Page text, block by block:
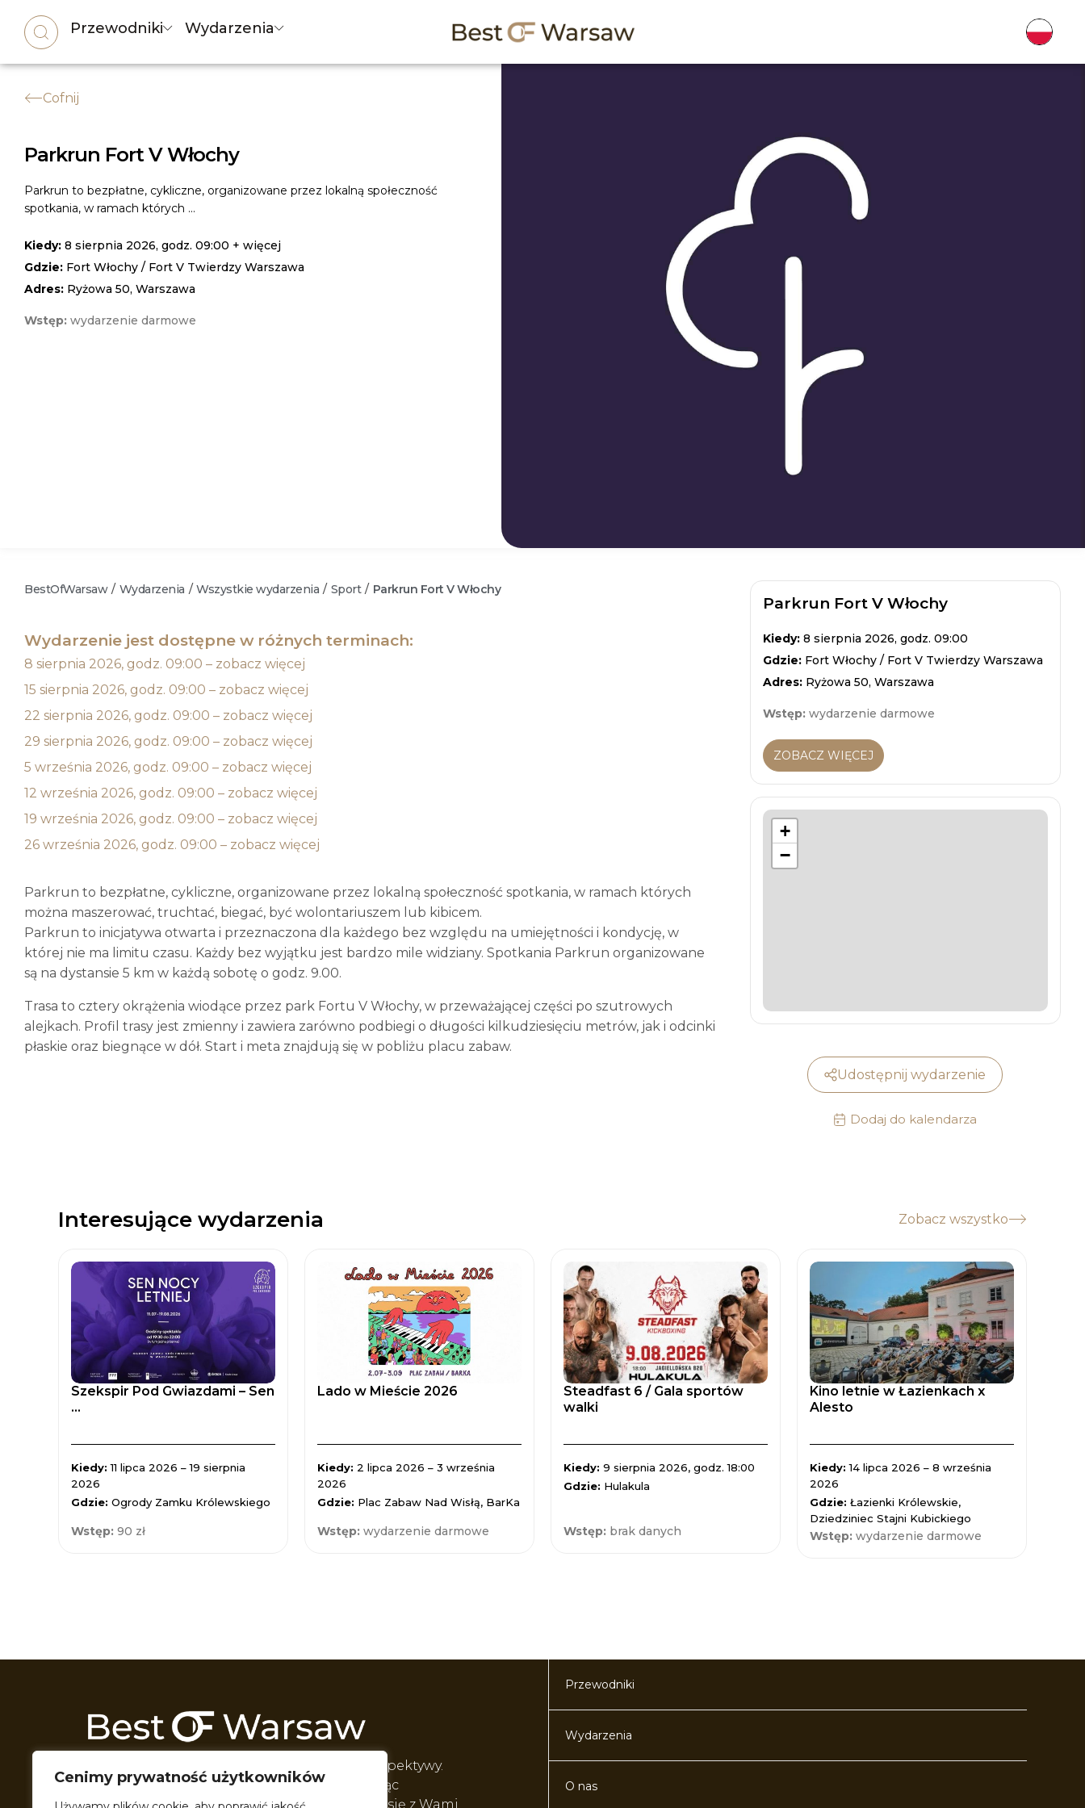
Cenimy prywatność użytkowników
Przewodniki Wydarzenia
Cofnij
Parkrun Fort V Włochy
Parkrun to bezpłatne, cykliczne, organizowane przez lokalną społeczność
spotkania, w ramach których ...
Kiedy: 8 sierpnia 2026, godz. 09:00 + więcej
Gdzie: Fort Włochy / Fort V Twierdzy Warszawa
Adres: Ryżowa 50, Warszawa
Wstęp: wydarzenie darmowe
BestOfWarsaw / Wydarzenia / Wszystkie wydarzenia / Sport / Parkrun Fort V Włochy
Wydarzenie jest dostępne w różnych terminach:
8 sierpnia 2026, godz. 09:00 – zobacz więcej
15 sierpnia 2026, godz. 09:00 – zobacz więcej
22 sierpnia 2026, godz. 09:00 – zobacz więcej
29 sierpnia 2026, godz. 09:00 – zobacz więcej
5 września 2026, godz. 09:00 – zobacz więcej
12 września 2026, godz. 09:00 – zobacz więcej
19 września 2026, godz. 09:00 – zobacz więcej
26 września 2026, godz. 09:00 – zobacz więcej
Parkrun to bezpłatne, cykliczne, organizowane przez lokalną społeczność spotkania, w ramach których
można maszerować, truchtać, biegać, być wolontariuszem lub kibicem.
Parkrun to inicjatywa otwarta i przeznaczona dla każdego bez względu na umiejętności i kondycję, w
której nie ma limitu czasu. Każdy bez wyjątku jest bardzo mile widziany. Spotkania Parkrun organizowane
są na dystansie 5 km w każdą sobotę o godz. 9.00.
Trasa to cztery okrążenia wiodące przez park Fortu V Włochy, w przeważającej części po szutrowych
alejkach. Profil trasy jest zmienny i zawiera zarówno podbiegi o długości kilkudziesięciu metrów, jak i odcinki
płaskie oraz biegnące w dół. Start i meta znajdują się w pobliżu placu zabaw.
Parkrun Fort V Włochy
Kiedy: 8 sierpnia 2026, godz. 09:00
Gdzie: Fort Włochy / Fort V Twierdzy Warszawa
Adres: Ryżowa 50, Warszawa
Wstęp: wydarzenie darmowe
ZOBACZ WIĘCEJ
+
−
Udostępnij wydarzenie
Dodaj do kalendarza
Interesujące wydarzenia Zobacz wszystko
Szekspir Pod Gwiazdami – Sen
...
Kiedy:11 lipca 2026 – 19 sierpnia
2026
Gdzie: Ogrody Zamku Królewskiego
Wstęp: 90 zł
Lado w Mieście 2026
Kiedy: 2 lipca 2026 – 3 września
2026
Gdzie: Plac Zabaw Nad Wisłą, BarKa
Wstęp: wydarzenie darmowe
Steadfast 6 / Gala sportów
walki
Kiedy: 9 sierpnia 2026, godz. 18:00
Gdzie: Hulakula
Wstęp: brak danych
Kino letnie w Łazienkach x
Alesto
Kiedy:14 lipca 2026 – 8 września
2026
Gdzie: Łazienki Królewskie,
Dziedziniec Stajni Kubickiego
Wstęp: wydarzenie darmowe
Odkrywamy Warszawę z każdej możliwej perspektywy.
Przeszukujemy wszelkie zakątki miasta tworząc
przeróżne formy multimedialne, by podzielić się z Wami
Przewodniki
Wydarzenia
O nas